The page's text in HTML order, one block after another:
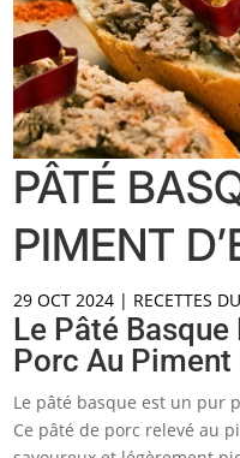
PÂTÉ
PIMENT
29 OCT 2024 | RECETTES
Le Pâté Basque
Porc Au Piment
Le pâté basque est un pur
Ce pâté de porc relevé au